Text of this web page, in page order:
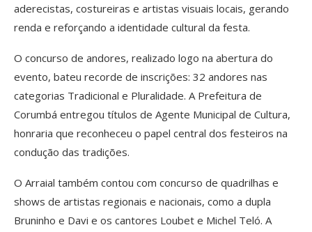
aderecistas, costureiras e artistas visuais locais, gerando
renda e reforçando a identidade cultural da festa.
O concurso de andores, realizado logo na abertura do
evento, bateu recorde de inscrições: 32 andores nas
categorias Tradicional e Pluralidade. A Prefeitura de
Corumbá entregou títulos de Agente Municipal de Cultura,
honraria que reconheceu o papel central dos festeiros na
condução das tradições.
O Arraial também contou com concurso de quadrilhas e
shows de artistas regionais e nacionais, como a dupla
Bruninho e Davi e os cantores Loubet e Michel Teló. A